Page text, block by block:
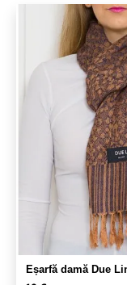
Eșarfă damă Due